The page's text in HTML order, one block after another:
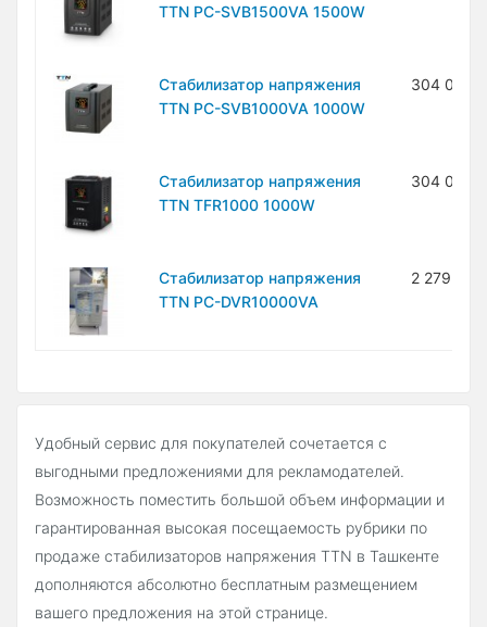
TTN PC-SVB1500VA 1500W
Стабилизатор напряжения
TTN PC-SVB1000VA 1000W
304 000
Стабилизатор напряжения
TTN TFR1000 1000W
304 000
Стабилизатор напряжения
TTN PC-DVR10000VA
2 279
Удобный сервис для покупателей сочетается с
выгодными предложениями для рекламодателей.
Возможность поместить большой объем информации и
гарантированная высокая посещаемость рубрики по
продаже стабилизаторов напряжения TTN в Ташкенте
дополняются абсолютно бесплатным размещением
вашего предложения на этой странице.